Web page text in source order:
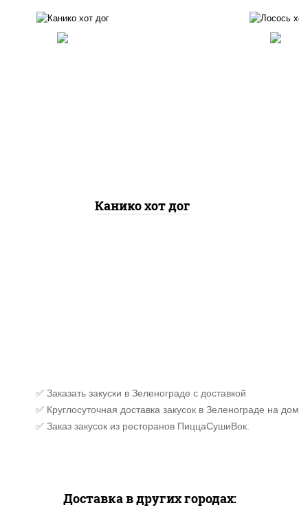
Канико хот дог
✅ Заказать закуски в Зеленограде с доставкой
✅ Круглосуточная доставка закусок в Зеленограде на дом.
✅ Заказ закусок из ресторанов ПиццаСушиВок.
Доставка в других городах: